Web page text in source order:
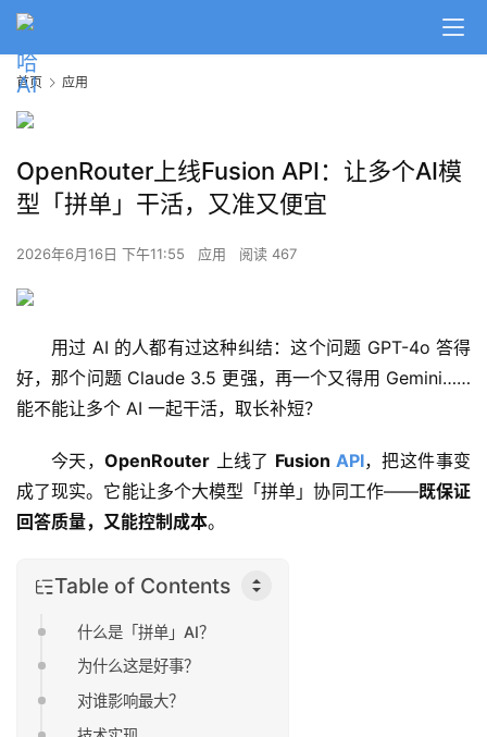
首页 应用
OpenRouter上线Fusion API：让多个AI模
型「拼单」干活，又准又便宜
2026年6月16日 下午11:55 应用 阅读 467
用过 AI 的人都有过这种纠结：这个问题 GPT-4o 答得
好，那个问题 Claude 3.5 更强，再一个又得用 Gemini……
能不能让多个 AI 一起干活，取长补短？
今天，OpenRouter 上线了 Fusion API，把这件事变
成了现实。它能让多个大模型「拼单」协同工作——既保证
回答质量，又能控制成本。
Table of Contents
什么是「拼单」AI？
为什么这是好事？
对谁影响最大？